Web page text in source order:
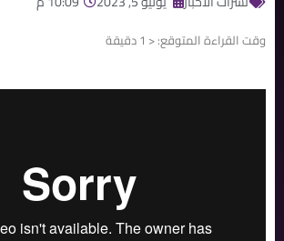
وقت القراءة المتوقع:< 1 دقيقة